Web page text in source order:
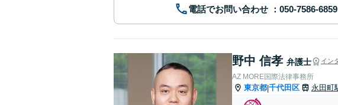
電話でお問い合わせ
野中 信孝 弁護士 イン
AZ MORE国際法律事務所
東京都|千代田区 永田町